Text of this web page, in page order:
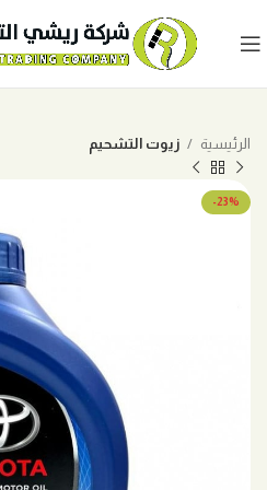
الرئيسية زيوت التشحيم
-23%